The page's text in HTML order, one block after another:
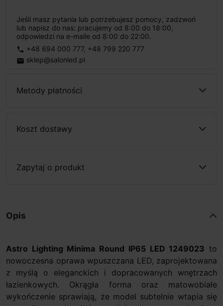
Jeśli masz pytania lub potrzebujesz pomocy, zadzwoń
lub napisz do nas: pracujemy od 8:00 do 18:00,
odpowiedzi na e-maile od 8:00 do 22:00.
phone +48 694 000 777, +48 799 220 777
email sklep@salonled.pl
Metody płatności
Koszt dostawy
Zapytaj o produkt
Opis
Astro Lighting Minima Round IP65 LED 1249023 to
nowoczesna oprawa wpuszczana LED, zaprojektowana
z myślą o eleganckich i dopracowanych wnętrzach
łazienkowych. Okrągła forma oraz matowobiałe
wykończenie sprawiają, że model subtelnie wtapia się